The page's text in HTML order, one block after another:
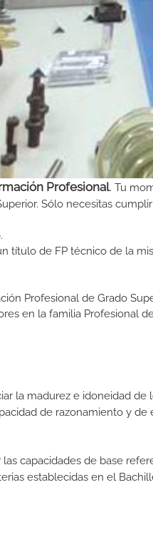
Profesional. Tu
Sólo necesitas
título de FP técnico de la
Profesional de Grado
en la familia Profesional
la madurez e idoneidad de
de razonamiento y de
capacidades de base
establecidas en el